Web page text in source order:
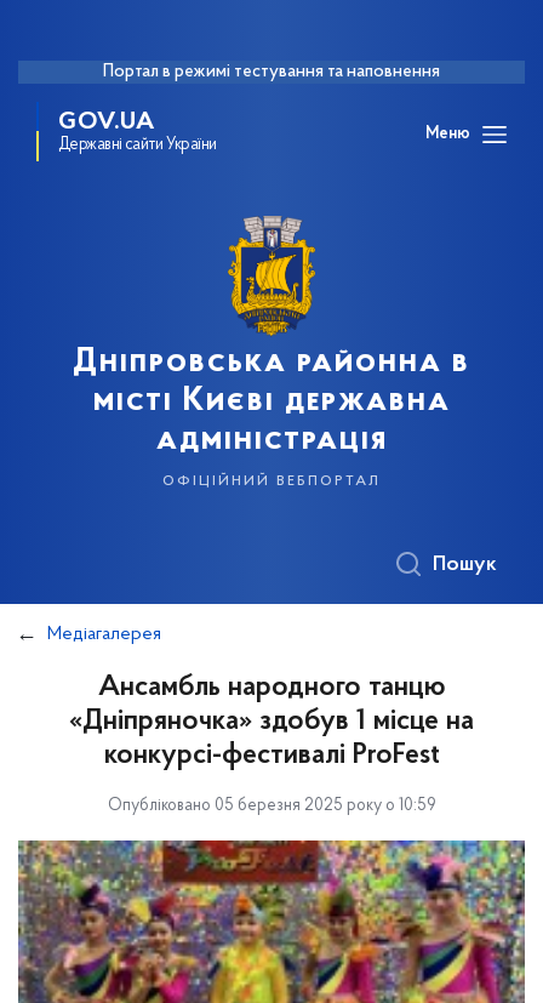
Портал в режимі тестування та наповнення
GOV.UA
Державні сайти України
Меню
Дніпровська районна в
місті Києві державна
адміністрація
офіційний вебпортал
Пошук
Медіагалерея
Ансамбль народного танцю
«Дніпряночка» здобув 1 місце на
конкурсі-фестивалі ProFest
Опубліковано 05 березня 2025 року о 10:59